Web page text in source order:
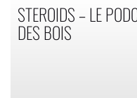
STEROIDS – LE
DES BOIS